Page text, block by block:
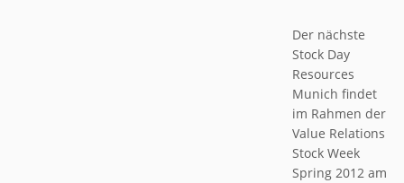
Der nächste
Stock Day
Resources
Munich findet
im Rahmen der
Value Relations
Stock Week
Spring 2012 am